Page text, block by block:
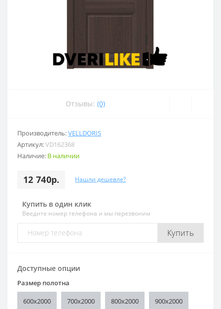
Отзывы: (0)
Производитель:VELLDORIS
Артикул:VD162368
Наличие: В наличии
12 740р. Нашли дешевле?
Купить в один клик
Введите номер телефона и мы перезвоним
Купить
Доступные опции
Размер полотна
600x2000 700x2000 800x2000 900x2000